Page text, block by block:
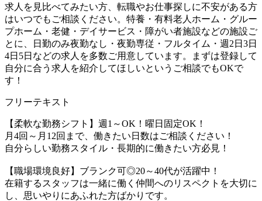
求人を見比べてみたい方、転職やお仕事探しに不安がある方
はいつでもご相談ください。特養・有料老人ホーム・グルー
プホーム・老健・デイサービス・障がい者施設などの施設ご
とに、日勤のみ夜勤なし・夜勤専従・フルタイム・週2日3日
4日5日などの求人を多数ご用意しています。まずは登録して
自分に合う求人を紹介してほしいというご相談でもOKで
す！
フリーテキスト
【柔軟な勤務シフト】週1～OK！曜日固定OK！
月4回～月12回まで、働きたい日数はご相談ください！
自分らしい勤務スタイル・長期的に働きたい方必見！
【職場環境良好】ブランク可◎20～40代が活躍中！
在籍するスタッフは一緒に働く仲間へのリスペクトを大切に
し、思いやりにあふれた方ばかりです。